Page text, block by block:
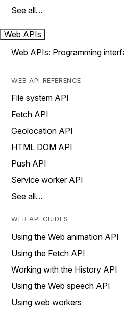
See all…
Web APIs
Web APIs: Programming
WEB API REFERENCE
File system API
Fetch API
Geolocation API
HTML DOM API
Push API
Service worker API
See all…
WEB API GUIDES
Using the Web animation API
Using the Fetch API
Working with the History API
Using the Web speech API
Using web workers